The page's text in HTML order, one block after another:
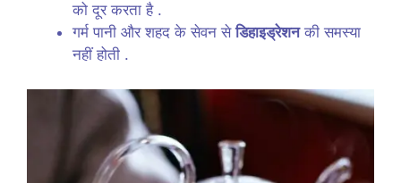
को दूर करता है .
गर्म पानी और शहद के सेवन सेडिहाइड्रेशनकी समस्या
नहीं होती .